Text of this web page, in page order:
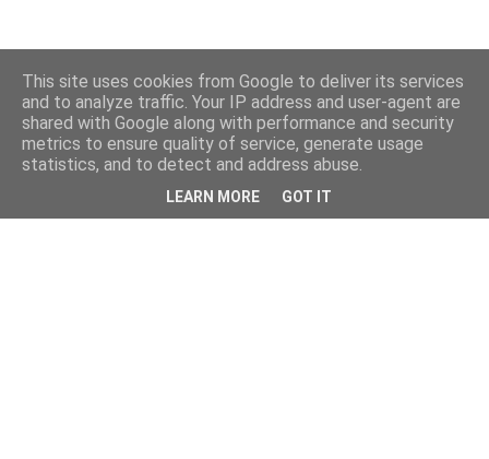
This site uses cookies from Google to deliver its services
and to analyze traffic. Your IP address and user-agent are
shared with Google along with performance and security
metrics to ensure quality of service, generate usage
statistics, and to detect and address abuse.
LEARN MORE GOT IT